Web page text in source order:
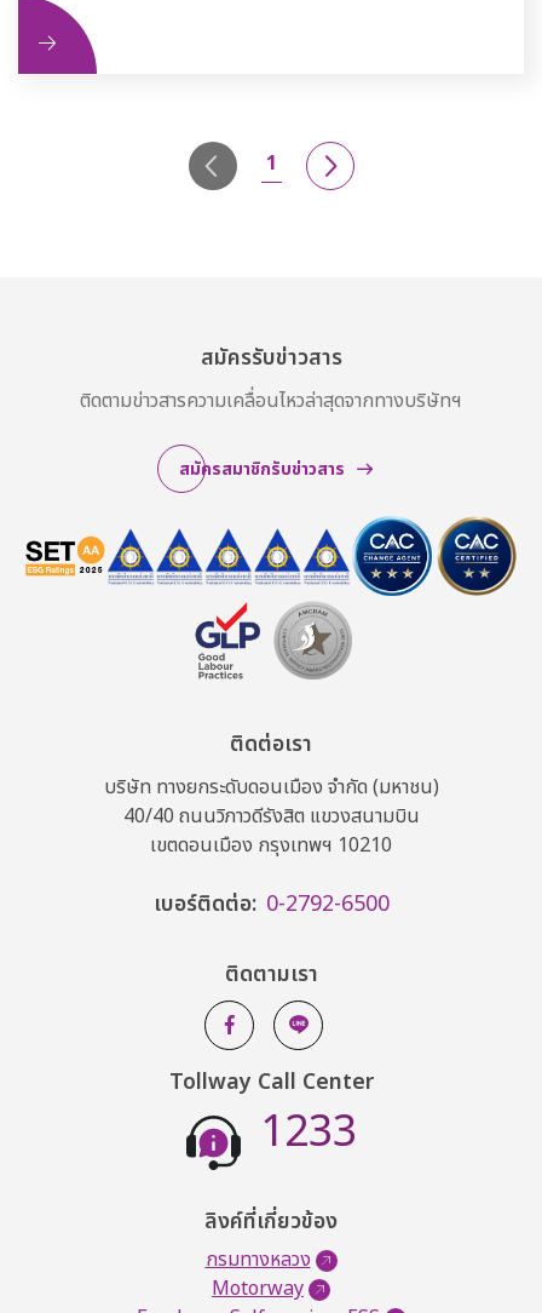
1
สมัครรับข่าวสาร
ติดตามข่าวสารความเคลื่อนไหวล่าสุดจากทางบริษัทฯ
สมัครสมาชิกรับข่าวสาร
ติดต่อเรา
บริษัท ทางยกระดับดอนเมือง จำกัด (มหาชน)
40/40 ถนนวิภาวดีรังสิต แขวงสนามบิน
เขตดอนเมือง กรุงเทพฯ 10210
เบอร์ติดต่อ: 0-2792-6500
ติดตามเรา
Tollway Call Center
1233
ลิงค์ที่เกี่ยวข้อง
กรมทางหลวง
Motorway